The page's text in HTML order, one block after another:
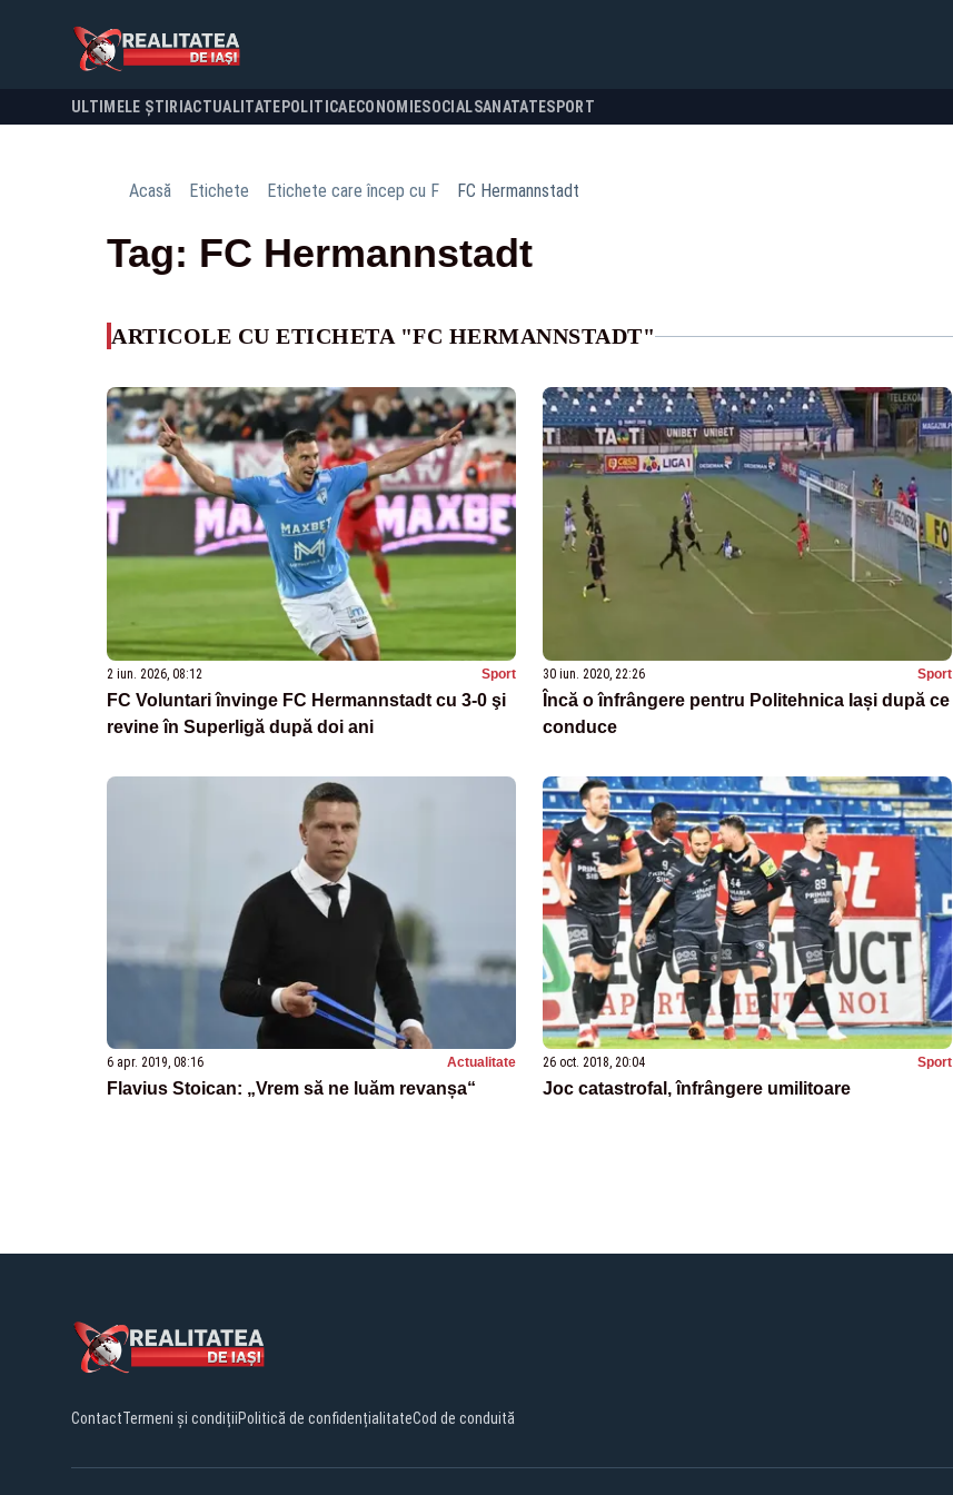
ULTIMELE ȘTIRI ACTUALITATE POLITICA ECONOMIESOCIALSANATATESPORT
Acasă Etichete Etichete care încep cu F FC Hermannstadt
Tag: FC Hermannstadt
ARTICOLE CU ETICHETA "FC HERMANNSTADT"
2 iun. 2026, 08:12 Sport
FC Voluntari învinge FC Hermannstadt cu 3-0 şi
revine în Superligă după doi ani
30 iun. 2020, 22:26 Sport
Încă o înfrângere pentru Politehnica Iași după ce
conduce
6 apr. 2019, 08:16 Actualitate
Flavius Stoican: „Vrem să ne luăm revanșa“
26 oct. 2018, 20:04 Sport
Joc catastrofal, înfrângere umilitoare
ContactTermeni și condițiiPolitică de confidențialitateCod de conduită